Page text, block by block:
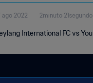
ago 2022 2minuto 21segundo
International FC vs